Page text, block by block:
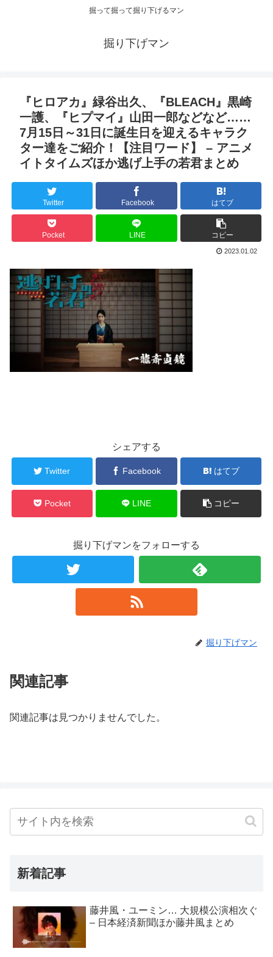
掘って掘って掘り下げるマン
掘り下げマン
『ヒロアカ』緑谷出久、『BLEACH』黒崎
一護、『ヒプマイ』山田一郎などなど……
7月15日～31日に誕生日を迎えるキャラク
ター達をご紹介！【注目ワード】 – アニメ
イトタイムズほか逃げ上手の若君まとめ
Twitter Facebook はてブ
Pocket LINE コピー
2023.01.02
シェアする
Twitter Facebook はてブ
Pocket LINE コピー
掘り下げマンをフォローする
掘り下げマン
関連記事
関連記事は見つかりませんでした。
新着記事
藤井風・ユーミン… 大規模公演相次ぐ
– 日本経済新聞ほか藤井風まとめ